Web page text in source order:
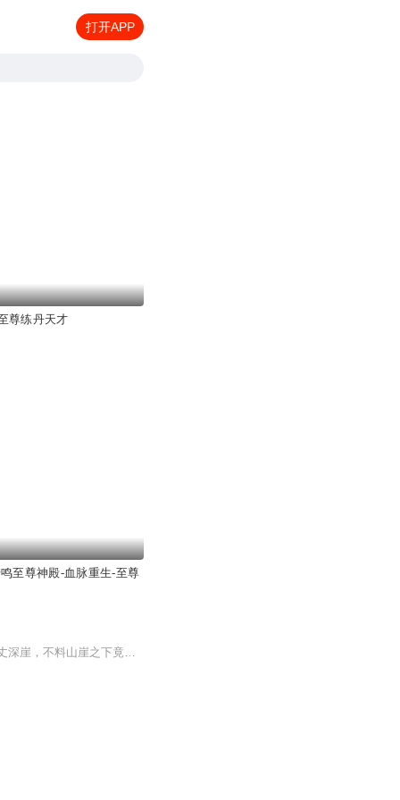
打开APP
尊练丹天才
至尊神殿-血脉重生-至尊
百年前，陈逸血脉不正，被视为家族废物，不仅父母被逼得以死明志，自己也被害得坠身万丈深崖，不料山崖之下竟是上古大能陨落之地，陈逸意外获得其灵魂，觉醒血脉，重生归来。不料却沦为了一名古董店的兼职伙计，受尽欺辱。这一世，陈逸不仅要逆天改命，重...